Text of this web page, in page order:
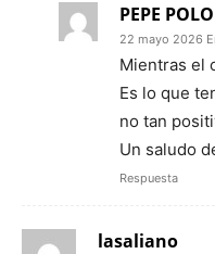
PEPE POLO
22 mayo 2026
Mientras el
Es lo que
no tan
Un saludo
Respuesta
lasaliano